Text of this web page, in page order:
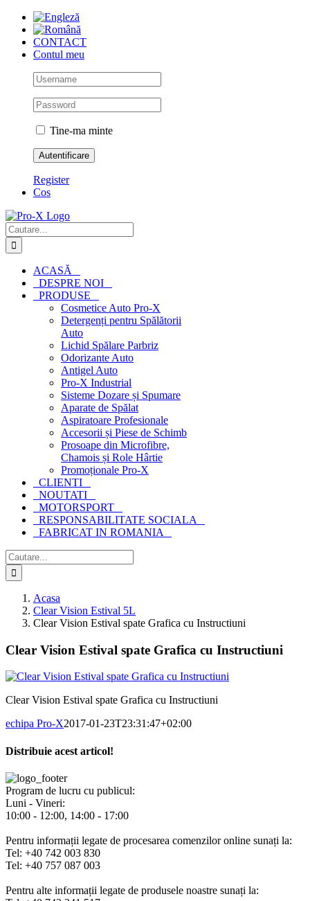
Skip
contentCONTACT
Contul meu
Tine-ma minte
Register
Cos
Cautare...
ACASĂ
DESPRE NOI
PRODUSE
Cosmetice Auto Pro-X
Detergenți pentru Spălătorii
Auto
Lichid Spălare Parbriz
Odorizante Auto
Antigel Auto
Pro-X Industrial
Sisteme Dozare și Spumare
Aparate de Spălat
Aspiratoare Profesionale
Accesorii și Piese de Schimb
Prosoape din Microfibre,
Chamois și Role Hârtie
Promoționale Pro-X
CLIENTI
NOUTATI
MOTORSPORT
RESPONSABILITATE SOCIALA
FABRICAT IN ROMANIA
Cautare...
Acasa
Clear Vision Estival 5L
Clear Vision Estival spate Grafica cu Instructiuni
Clear Vision Estival spate Grafica cu Instructiuni
Clear Vision Estival spate Grafica cu Instructiuni
echipa Pro-X2017-01-23T23:31:47+02:00
Distribuie acest articol!
Facebook
X
Pinterest
E-
mail:
Program de lucru cu publicul:
Luni - Vineri:
10:00 - 12:00, 14:00 - 17:00
Pentru informații legate de procesarea comenzilor online sunați la:
Tel: +40 742 003 830
Tel: +40 757 087 003
Pentru alte informații legate de produsele noastre sunați la: